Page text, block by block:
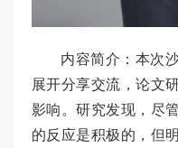
内容简介： 本次
展开分享交流，论文
影响。研究发现，尽
的反应是积极的，但